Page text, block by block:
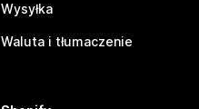
Wysyłka
Waluta i tłumaczenie